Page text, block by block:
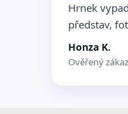
Hrnek
představ,
Honza K.
Ověřený